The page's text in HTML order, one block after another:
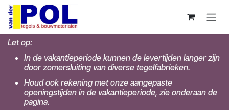
Overslaan naar inhoud
Let op:
In de vakantieperiode kunnen de levertijden langer zijn
door zomersluiting van diverse tegelfabrieken.
Houd ook rekening met onze aangepaste
openingstijden in de vakantieperiode, zie onderaan de
pagina.